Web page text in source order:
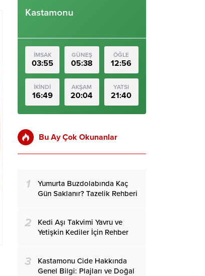
Kastamonu
İMSAK
03:55
GÜNEŞ
05:38
ÖĞLE
12:56
İKİNDİ
16:49
AKŞAM
20:04
YATSI
21:40
Bu Ay Çok Okunanlar
1
Yumurta Buzdolabında Kaç
Gün Saklanır? Tazelik Rehberi
2
Kedi Aşı Takvimi Yavru ve
Yetişkin Kediler İçin Rehber
3
Kastamonu Cide Hakkında
Genel Bilgi: Plajları ve Doğal